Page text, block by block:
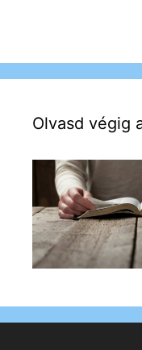
Olvasd végig